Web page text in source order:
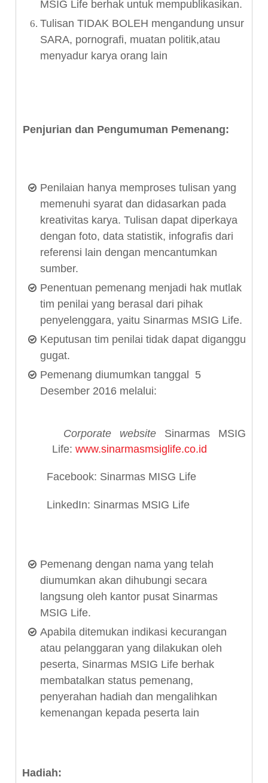
MSIG Life berhak untuk mempublikasikan.
Tulisan TIDAK BOLEH mengandung unsur
SARA, pornografi, muatan politik,atau
menyadur karya orang lain
Penjurian dan Pengumuman Pemenang:
Penilaian hanya memproses tulisan yang
memenuhi syarat dan didasarkan pada
kreativitas karya. Tulisan dapat diperkaya
dengan foto, data statistik, infografis dari
referensi lain dengan mencantumkan
sumber.
Penentuan pemenang menjadi hak mutlak
tim penilai yang berasal dari pihak
penyelenggara, yaitu Sinarmas MSIG Life.
Keputusan tim penilai tidak dapat diganggu
gugat.
Pemenang diumumkan tanggal 5
Desember 2016 melalui:
Corporate websiteSinarmas MSIG
Life: www.sinarmasmsiglife.co.id
Facebook: Sinarmas MISG Life
LinkedIn: Sinarmas MSIG Life
Pemenang dengan nama yang telah
diumumkan akan dihubungi secara
langsung oleh kantor pusat Sinarmas
MSIG Life.
Apabila ditemukan indikasi kecurangan
atau pelanggaran yang dilakukan oleh
peserta, Sinarmas MSIG Life berhak
membatalkan status pemenang,
penyerahan hadiah dan mengalihkan
kemenangan kepada peserta lain
Hadiah: